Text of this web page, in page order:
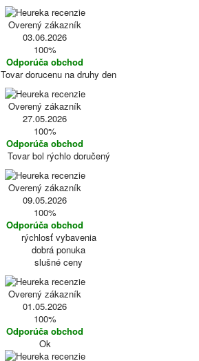
Overený zákazník
03.06.2026
100%
Odporúča obchod
Tovar dorucenu na druhy den
Overený zákazník
27.05.2026
100%
Odporúča obchod
Tovar bol rýchlo doručený
Overený zákazník
09.05.2026
100%
Odporúča obchod
rýchlosť vybavenia
dobrá ponuka
slušné ceny
Overený zákazník
01.05.2026
100%
Odporúča obchod
Ok